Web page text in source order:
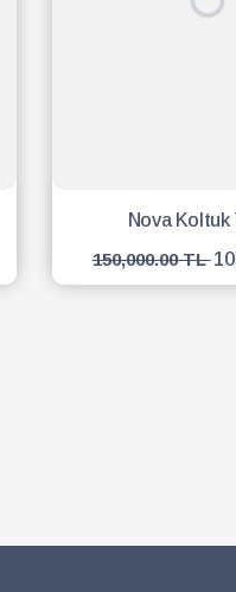
Nova Koltuk
150,000.00 TL